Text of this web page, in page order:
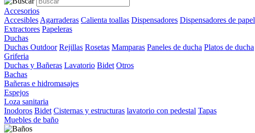
Accesorios
Accesibles Agarraderas Calienta toallas Dispensadores Dispensadores de papel
Extractores Papeleras
Duchas
Duchas Outdoor Rejillas Rosetas Mamparas Paneles de ducha Platos de ducha
Griferia
Duchas y Bañeras Lavatorio Bidet Otros
Bachas
Bañeras e hidromasajes
Espejos
Loza sanitaria
Inodoros Bidet Cisternas y estructuras lavatorio con pedestal Tapas
Muebles de baño